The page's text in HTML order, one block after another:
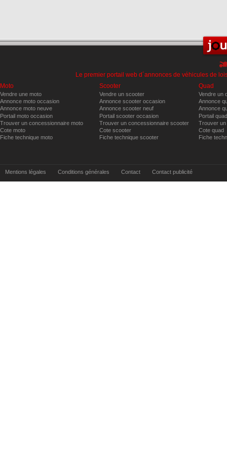
Le premier portail web d´annonces de véhicules de
Moto
Vendre une moto
Annonce moto occasion
Annonce moto neuve
Portail moto occasion
Trouver un concessionnaire moto
Cote moto
Fiche technique moto
Scooter
Vendre un scooter
Annonce scooter occasion
Annonce scooter neuf
Portail scooter occasion
Trouver un concessionnaire scooter
Cote scooter
Fiche technique scooter
Quad
Vendre un
Annonce
Annonce
Portail
Trouver
Cote quad
Fiche
Mentions légales Conditions générales Contact Contact publicité